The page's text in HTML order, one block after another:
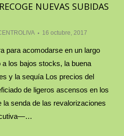
NUEVAS SUBIDAS
16 octubre, 2017
para acomodarse en un largo
los bajos stocks, la buena
y la sequía Los precios del
de ligeros ascensos en los
senda de las revalorizaciones